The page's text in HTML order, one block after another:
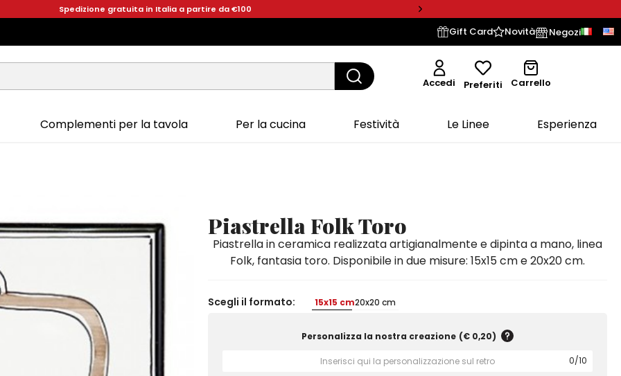
Spedizione gratuita in Italia a partire da €100
Gift Card Novità Negozi
Accedi Preferiti Carrello
Complementi per la tavola Per la cucina Festività Le Linee Esperienza
Piastrella Folk Toro
Piastrella in ceramica realizzata artigianalmente e dipinta a mano, linea
Folk, fantasia toro. Disponibile in due misure: 15x15 cm e 20x20 cm.
Scegli il formato: 15x15 cm20x20 cm
Personalizza la nostra creazione (€ 0,20)
0/10